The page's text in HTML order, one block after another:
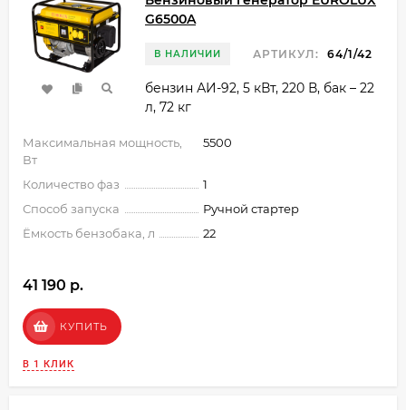
G6500A
В НАЛИЧИИ АРТИКУЛ: 64/1/42
бензин АИ-92, 5 кВт, 220 В, бак – 22
л, 72 кг
Максимальная мощность,
Вт
5500
Количество фаз
1
Способ запуска
Ручной стартер
Ёмкость бензобака, л
22
41 190 p.
КУПИТЬ
В 1 КЛИК